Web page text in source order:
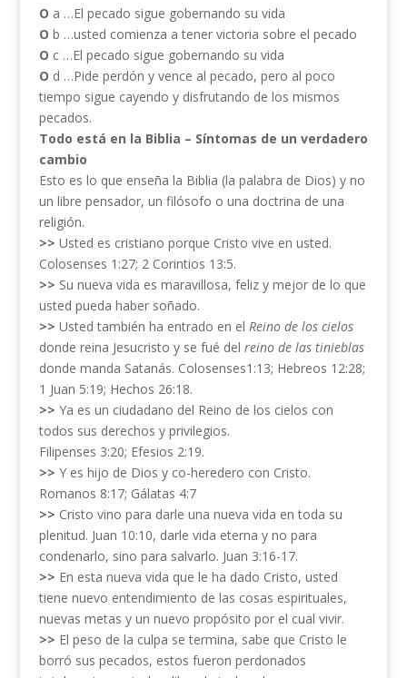
O a …El pecado sigue gobernando su vida
O b …usted comienza a tener victoria sobre el pecado
O c …El pecado sigue gobernando su vida
O d …Pide perdón y vence al pecado, pero al poco
tiempo sigue cayendo y disfrutando de los mismos
pecados.
Todo está en la Biblia – Síntomas de un verdadero
cambio
Esto es lo que enseña la Biblia (la palabra de Dios) y no
un libre pensador, un filósofo o una doctrina de una
religión.
>> Usted es cristiano porque Cristo vive en usted.
Colosenses 1:27; 2 Corintios 13:5.
>> Su nueva vida es maravillosa, feliz y mejor de lo que
usted pueda haber soñado.
>> Usted también ha entrado en el Reino de los cielos
donde reina Jesucristo y se fué del reino de las tinieblas
donde manda Satanás. Colosenses1:13; Hebreos 12:28;
1 Juan 5:19; Hechos 26:18.
>> Ya es un ciudadano del Reino de los cielos con
todos sus derechos y privilegios.
Filipenses 3:20; Efesios 2:19.
>> Y es hijo de Dios y co-heredero con Cristo.
Romanos 8:17; Gálatas 4:7
>> Cristo vino para darle una nueva vida en toda su
plenitud. Juan 10:10, darle vida eterna y no para
condenarlo, sino para salvarlo. Juan 3:16-17.
>> En esta nueva vida que le ha dado Cristo, usted
tiene nuevo entendimiento de las cosas espirituales,
nuevas metas y un nuevo propósito por el cual vivir.
>> El peso de la culpa se termina, sabe que Cristo le
borró sus pecados, estos fueron perdonados